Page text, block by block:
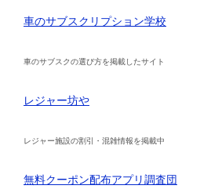
車のサブスクリプション学校
車のサブスクの選び方を掲載したサイト
レジャー坊や
レジャー施設の割引・混雑情報を掲載中
無料クーポン配布アプリ調査団